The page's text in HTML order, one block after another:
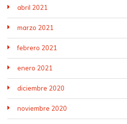
abril 2021
marzo 2021
febrero 2021
enero 2021
diciembre 2020
noviembre 2020